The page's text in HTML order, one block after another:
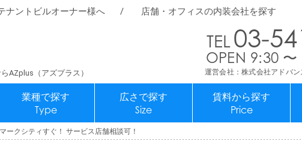
AZplus（アズプラス）
ナントビルオーナー様へ 店舗・オフィスの内装会社を探す
業種で探す
Type
広さで探す
Size
賃料から探す
Price
03-
OPEN 9:30 〜
運営会社：株式会社アドバ
ークシティすぐ！ サービス店舗相談可！